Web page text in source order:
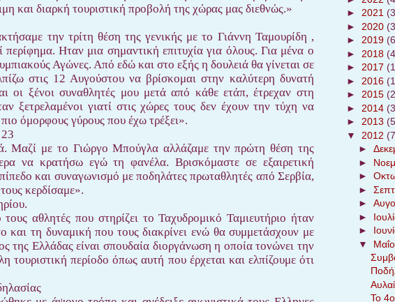
και διαρκή τουριστική προβολή της χώρας μας διεθνώς.»
την τρίτη θέση της γενικής με το Γιάννη Ταμουρίδη ,
Ηταν μια σημαντική επιτυχία για όλους. Για μένα ο
Αγώνες. Από εδώ και στο εξής η δουλειά θα γίνεται σε
στις 12 Αυγούστου να βρίσκομαι στην καλύτερη δυνατή
οι ξένοι συναθλητές μου μετά από κάθε ετάπ, έτρεχαν στη
γιατί στις χώρες τους δεν έχουν την τύχη να
όμορφους γύρους που έχω τρέξει».
Μαζί με το Γιώργο Μπούγλα αλλάζαμε την πρώτη θέση της
να κρατήσω εγώ τη φανέλα. Βρισκόμαστε σε εξαιρετική
και συναγωνισμό με ποδηλάτες πρωταθλητές από Σερβία,
κερδίσαμε».
αθλητές που στηρίζει το Ταχυδρομικό Ταμιευτήριο ήταν
και τη δυναμική που τους διακρίνει ενώ θα συμμετάσχουν με
Ελλάδας είναι σπουδαία διοργάνωση η οποία τονώνει την
περίοδο όπως αυτή που έρχεται και ελπίζουμε ότι
►2021
► 2020
►2019
► 2018
►2017
► 2016
►2015
► 2014
►2013
▼ 2012
►
►
►
►
►
►
►
▼
Το